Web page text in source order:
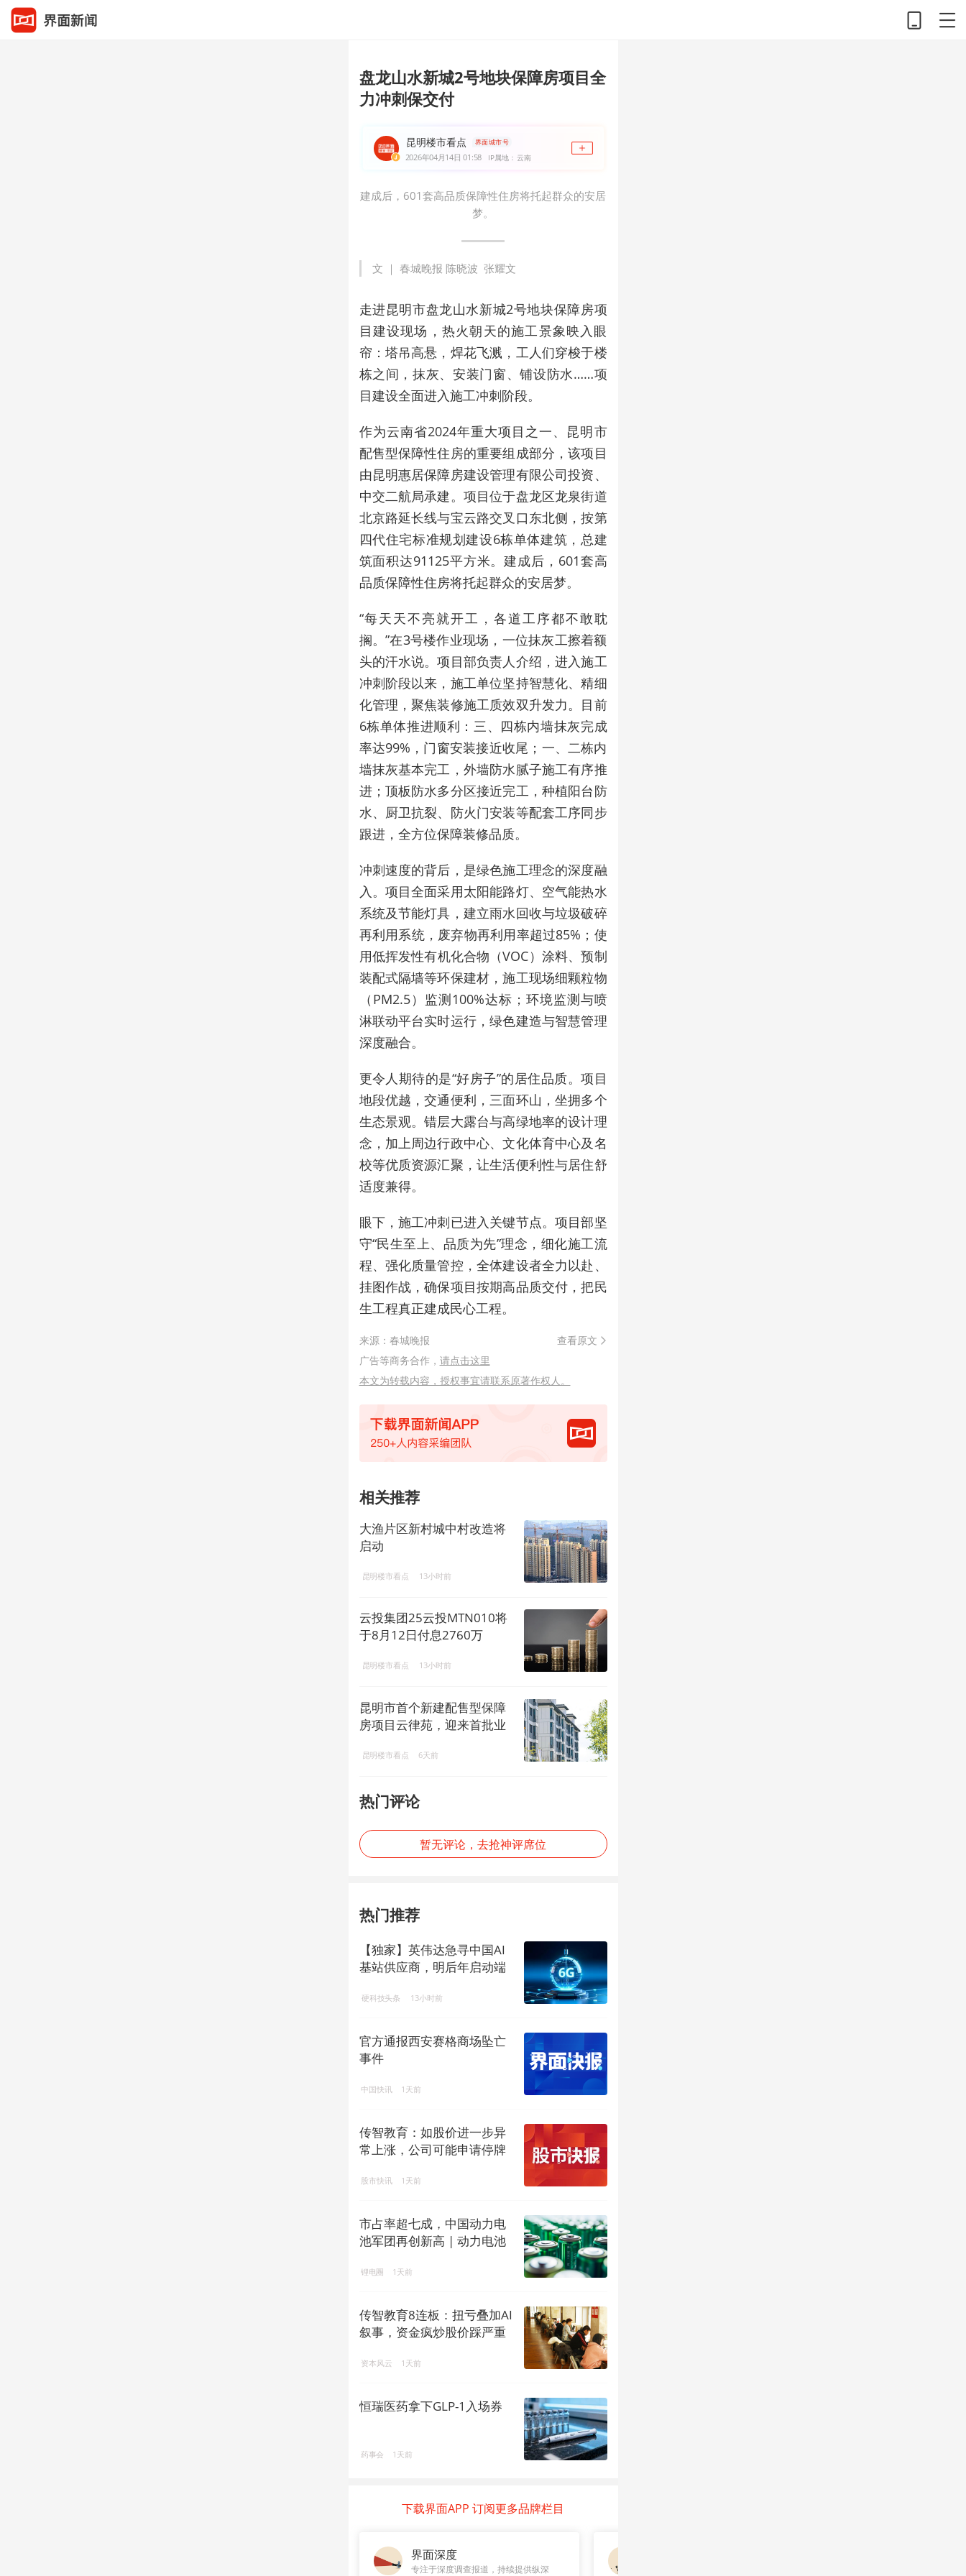
盘龙山水新城2号地块保障房项目全
力冲刺保交付
昆明楼市看点 界面城市号
2026年04月14日 01:58 IP属地：云南
建成后，601套高品质保障性住房将托起群众的安居
梦。
文 ｜ 春城晚报 陈晓波 张耀文
走进昆明市盘龙山水新城2号地块保障房项
目建设现场，热火朝天的施工景象映入眼
帘：塔吊高悬，焊花飞溅，工人们穿梭于楼
栋之间，抹灰、安装门窗、铺设防水……项
目建设全面进入施工冲刺阶段。
作为云南省2024年重大项目之一、昆明市
配售型保障性住房的重要组成部分，该项目
由昆明惠居保障房建设管理有限公司投资、
中交二航局承建。项目位于盘龙区龙泉街道
北京路延长线与宝云路交叉口东北侧，按第
四代住宅标准规划建设6栋单体建筑，总建
筑面积达91125平方米。建成后，601套高
品质保障性住房将托起群众的安居梦。
“每天天不亮就开工，各道工序都不敢耽
搁。”在3号楼作业现场，一位抹灰工擦着额
头的汗水说。项目部负责人介绍，进入施工
冲刺阶段以来，施工单位坚持智慧化、精细
化管理，聚焦装修施工质效双升发力。目前
6栋单体推进顺利：三、四栋内墙抹灰完成
率达99%，门窗安装接近收尾；一、二栋内
墙抹灰基本完工，外墙防水腻子施工有序推
进；顶板防水多分区接近完工，种植阳台防
水、厨卫抗裂、防火门安装等配套工序同步
跟进，全方位保障装修品质。
冲刺速度的背后，是绿色施工理念的深度融
入。项目全面采用太阳能路灯、空气能热水
系统及节能灯具，建立雨水回收与垃圾破碎
再利用系统，废弃物再利用率超过85%；使
用低挥发性有机化合物（VOC）涂料、预制
装配式隔墙等环保建材，施工现场细颗粒物
（PM2.5）监测100%达标；环境监测与喷
淋联动平台实时运行，绿色建造与智慧管理
深度融合。
更令人期待的是“好房子”的居住品质。项目
地段优越，交通便利，三面环山，坐拥多个
生态景观。错层大露台与高绿地率的设计理
念，加上周边行政中心、文化体育中心及名
校等优质资源汇聚，让生活便利性与居住舒
适度兼得。
眼下，施工冲刺已进入关键节点。项目部坚
守“民生至上、品质为先”理念，细化施工流
程、强化质量管控，全体建设者全力以赴、
挂图作战，确保项目按期高品质交付，把民
生工程真正建成民心工程。
来源：春城晚报
查看原文
广告等商务合作， 请点击这里
本文为转载内容，授权事宜请联系原著作权人。
相关推荐
大渔片区新村城中村改造将
启动
昆明楼市看点 13小时前
云投集团25云投MTN010将
于8月12日付息2760万
昆明楼市看点 13小时前
昆明市首个新建配售型保障
房项目云律苑，迎来首批业
昆明楼市看点 6天前
热门评论
暂无评论，去抢神评席位
热门推荐
【独家】英伟达急寻中国AI
基站供应商，明后年启动端
硬科技头条 13小时前
官方通报西安赛格商场坠亡
事件
中国快讯 1天前
传智教育：如股价进一步异
常上涨，公司可能申请停牌
股市快讯 1天前
市占率超七成，中国动力电
池军团再创新高 | 动力电池
锂电圈 1天前
传智教育8连板：扭亏叠加AI
叙事，资金疯炒股价踩严重
资本风云 1天前
恒瑞医药拿下GLP-1入场券
药事会 1天前
下载界面APP 订阅更多品牌栏目
界面深度
专注于深度调查报道，持续提供纵深